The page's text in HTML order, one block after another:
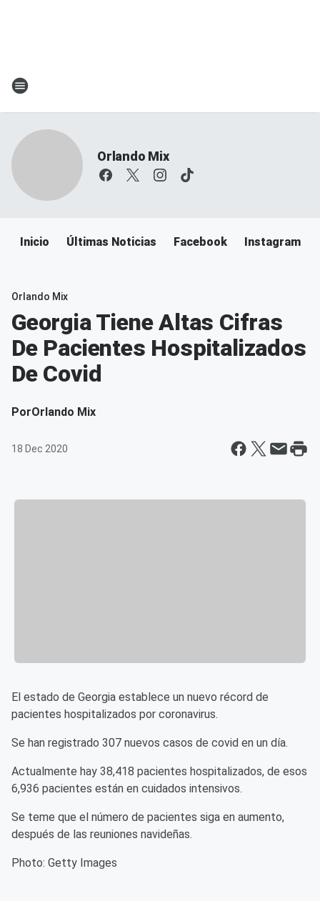
Orlando Mix
Inicio Últimas Noticias Facebook Instagram
Orlando Mix
Georgia Tiene Altas Cifras
De Pacientes Hospitalizados
De Covid
PorOrlando Mix
18 Dec 2020
El estado de Georgia establece un nuevo récord de
pacientes hospitalizados por coronavirus.
Se han registrado 307 nuevos casos de covid en un día.
Actualmente hay 38,418 pacientes hospitalizados, de esos
6,936 pacientes están en cuidados intensivos.
Se teme que el número de pacientes siga en aumento,
después de las reuniones navideñas.
Photo: Getty Images